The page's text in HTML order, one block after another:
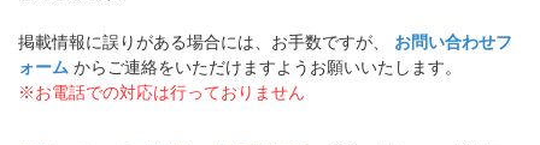
掲載情報に誤りがある場合には、お手数ですが、 お問い合わせフ
ォーム からご連絡をいただけますようお願いいたします。
※お電話での対応は行っておりません